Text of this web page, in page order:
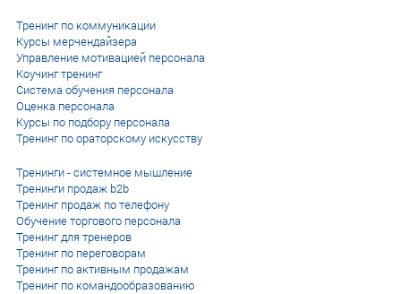
Тренинг по коммуникации
Курсы мерчендайзера
Управление мотивацией персонала
Коучинг тренинг
Система обучения персонала
Оценка персонала
Курсы по подбору персонала
Тренинг по ораторскому искусству
Тренинги - системное мышление
Тренинги продаж b2b
Тренинг продаж по телефону
Обучение торгового персонала
Тренинг для тренеров
Тренинг по переговорам
Тренинг по активным продажам
Тренинг по командообразованию